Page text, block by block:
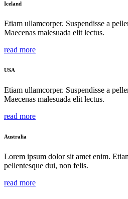
Iceland
Etiam ullamcorper. Suspendisse a
Maecenas malesuada elit lectus.
read more
USA
Etiam ullamcorper. Suspendisse a
Maecenas malesuada elit lectus.
read more
Australia
Lorem ipsum dolor sit amet enim.
pellentesque dui, non felis.
read more